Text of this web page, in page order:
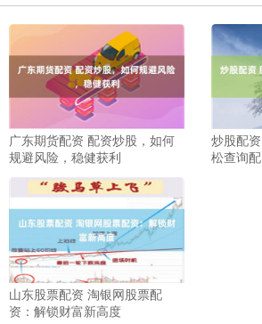
广东期货配资 配资炒股，如何
规避风险，稳健获利
炒股配
松查询
山东股票配资 淘银网股票配
资：解锁财富新高度